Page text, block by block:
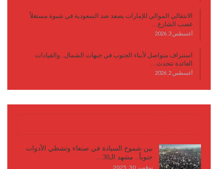
الانتقالي الموالي للإمارات يصعد ضد السعودية في شبوة مستغلاً
غضب الشارع…
أغسطس 3, 2026
استنزاف متواصل لأبناء الجنوب في جبهات الشمال.. والقيادات
العائدة تتحدث…
أغسطس 2, 2026
بين شموخ السيادة في صنعاء وتشظي الأدوات
جنوباً.. مشهد الـ30…
نوفمبر 30, 2025